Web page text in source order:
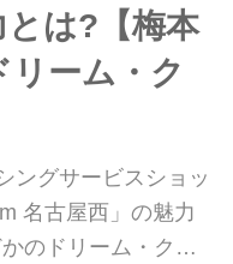
は?【梅本
リーム・ク
ングサービスショッ
名古屋西」の魅力
のドリーム・クエ